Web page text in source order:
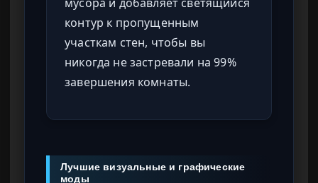
контур к пропущенным
участкам стен, чтобы вы
никогда не застревали на 99%
завершения комнаты.
Лучшие визуальные и графические
моды